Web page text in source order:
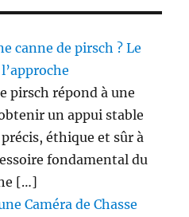
d
t
i
(
v
i
e
o
)
canne de pirsch ? Le
pirsch répond à une
un appui stable
éthique et sûr à
fondamental du
[…]
Caméra de Chasse